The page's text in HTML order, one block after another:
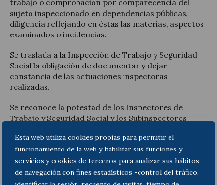
Esta web utiliza cookies propias para permitir el
funcionamiento de la web y habilitar sus funciones y
servicios y cookies de terceros para analizar sus hábitos
de navegación con fines estadísticos -control del tráfico,
trabajo o comprobación por comparecencia del
sujeto inspeccionado en dependencias públicas,
diligencia reflejando en éstas las materias, aspectos
examinados o incidencias.
Se traslada a la Inspección de Trabajo y Seguridad
Social la obligación de documentar y dejar
constancia de las actuaciones inspectoras
realizadas.
Se reconoce la potestad de los Inspectores de
Trabajo y Seguridad Social y los Subinspectores
Por su parte, la empresa tiene la obligación de
conservarla a disposición de la Inspección de
Trabajo y Seguridad Social por un plazo de cinco
años.